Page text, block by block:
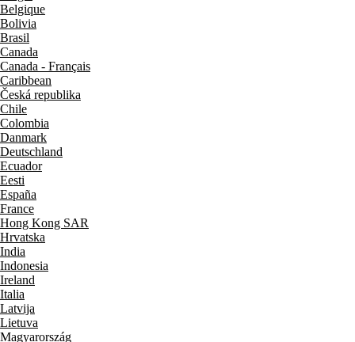
Belgique
Bolivia
Brasil
Canada
Canada - Français
Caribbean
Česká republika
Chile
Colombia
Danmark
Deutschland
Ecuador
Eesti
España
France
Hong Kong SAR
Hrvatska
India
Indonesia
Ireland
Italia
Latvija
Lietuva
Magyarország